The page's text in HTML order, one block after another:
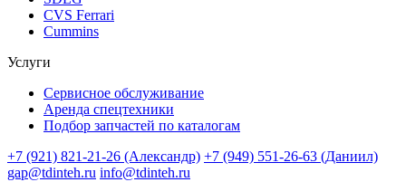
CVS Ferrari
Cummins
Услуги
Сервисное обслуживание
Аренда спецтехники
Подбор запчастей по каталогам
+7 (921) 821-21-26 (Александр) +7 (949) 551-26-63 (Даниил)
gap@tdinteh.ru info@tdinteh.ru